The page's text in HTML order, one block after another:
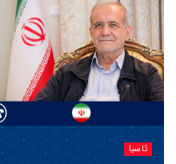
ئاسیا